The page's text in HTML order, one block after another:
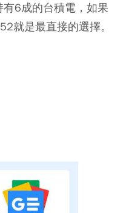
6成的台積電，如果
就是最直接的選擇。